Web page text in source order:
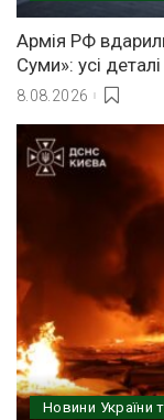
Армія РФ
Суми»: усі
8.08.2026
Новини України